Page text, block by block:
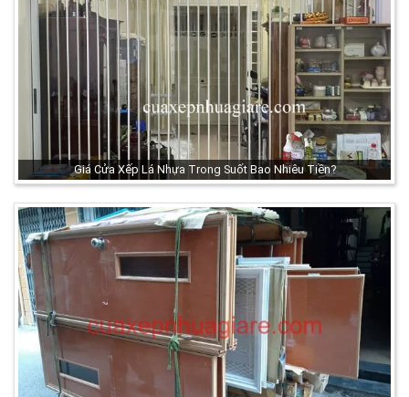
Giá Cửa Xếp Lá Nhựa Trong Suốt Bao Nhiêu Tiền?